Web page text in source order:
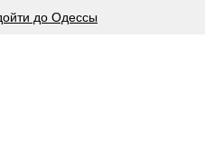
до Одессы